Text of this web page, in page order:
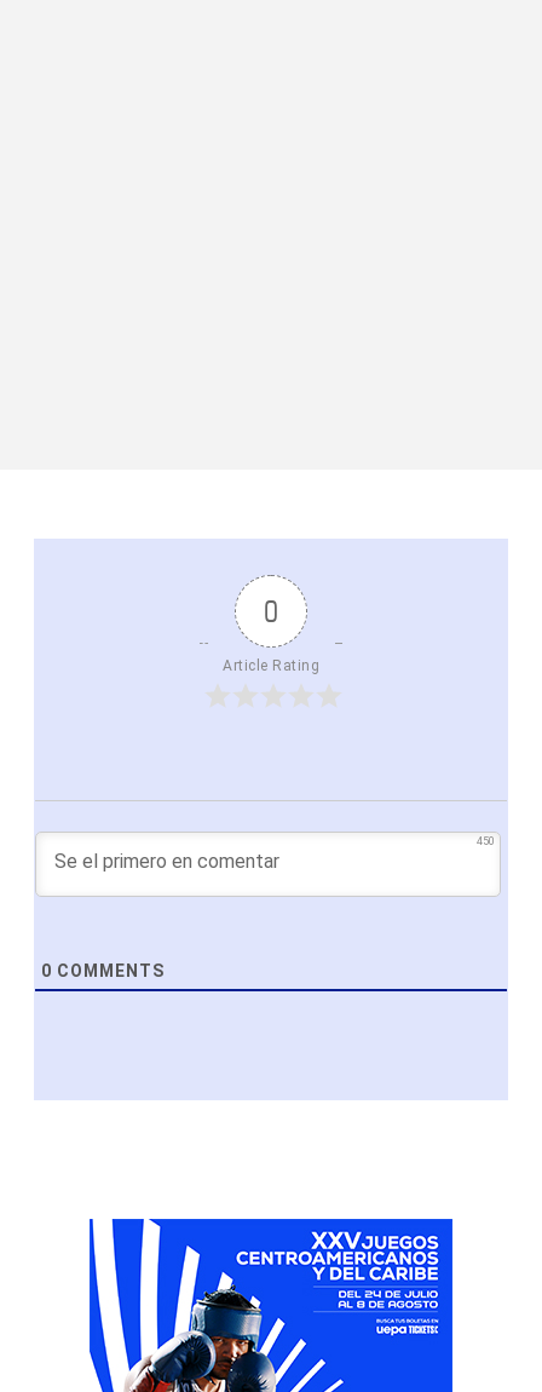
0
Article Rating
450
0 COMMENTS